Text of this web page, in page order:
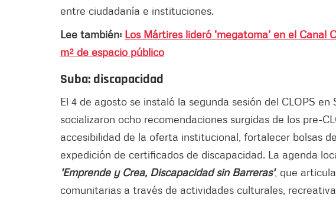
entre ciudadanía e instituciones.
Lee también: Los Mártires lideró 'megatoma' en el Canal
m² de espacio público
Suba: discapacidad
El 4 de agosto se instaló la segunda sesión del CLOPS
socializaron ocho recomendaciones surgidas de los pre-
accesibilidad de la oferta institucional, fortalecer bolsas
expedición de certificados de discapacidad. La agenda
'Emprende y Crea, Discapacidad sin Barreras', que
comunitarias a través de actividades culturales,